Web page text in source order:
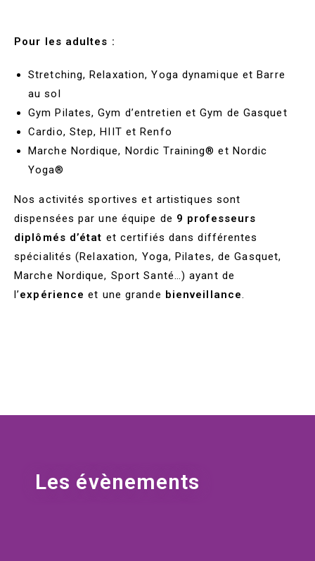
Pour les adultes :
Stretching, Relaxation, Yoga dynamique et Barre
au sol
Gym Pilates, Gym d’entretien et Gym de Gasquet
Cardio, Step, HIIT et Renfo
Marche Nordique, Nordic Training® et Nordic
Yoga®
Nos activités sportives et artistiques sont
dispensées par une équipe de 9 professeurs
diplômés d’état et certifiés dans différentes
spécialités (Relaxation, Yoga, Pilates, de Gasquet,
Marche Nordique, Sport Santé…) ayant de
l’expérience et une grande bienveillance.
Les évènements